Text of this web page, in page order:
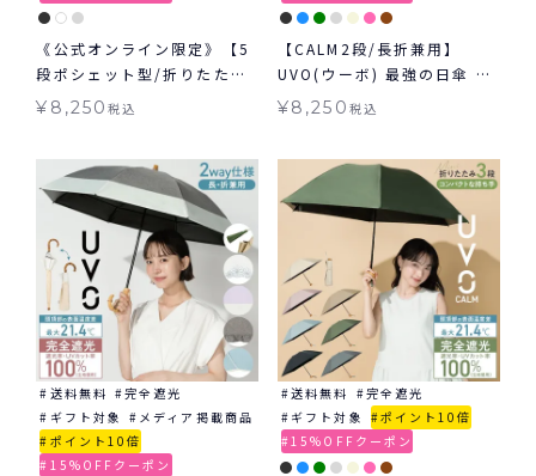
《公式オンライン限定》【5
段ポシェット型/折りたた
み】UVO(ウーボ) 最強の日
たみ 晴雨兼用 ギフト対象 ≪
送料無料≫
¥ 8,250税込
【CALM2段/長折兼用】
UVO(ウーボ) 最強の日傘 カ
ーム 2way 折りたたみ 長傘
≫ 晴雨兼用
¥8,250 税込
送料無料
完全遮光
ギフト対象
メディア掲載商品
ポイント10倍
15%OFFクーポン
送料無料
完全遮光
ギフト対象
ポイント10倍
15%OFFクーポン